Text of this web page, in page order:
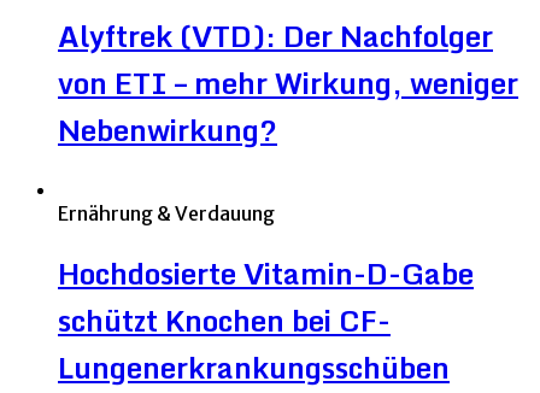
Alyftrek (VTD): Der Nachfolger
von ETI – mehr Wirkung, weniger
Nebenwirkung?
Ernährung & Verdauung
Hochdosierte Vitamin-D-Gabe
schützt Knochen bei CF-
Lungenerkrankungsschüben